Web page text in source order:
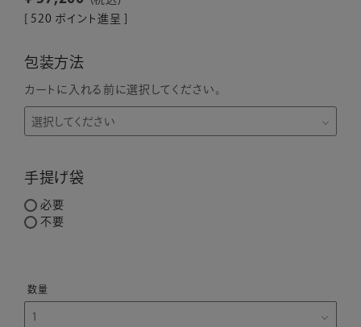
520 ポイント進呈 ]
包装方法
カートに入れる前に選択してください。
手提げ袋
必要
不要